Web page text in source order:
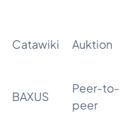
Catawiki Auktion
BAXUS
Peer-to-
peer